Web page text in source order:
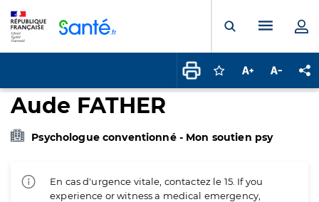
Ouvrir laMenu
Connectez-vous
Augmenter la
Aude FATHER
Psychologue conventionné - Mon soutien psy
En cas d'urgence vitale, contactez le 15. If you
experience or witness a medical emergency,